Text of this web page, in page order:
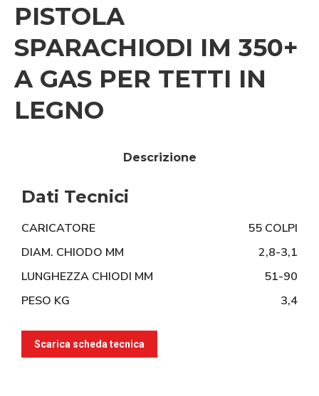
PISTOLA
SPARACHIODI IM 350+
A GAS PER TETTI IN
LEGNO
Descrizione
Dati Tecnici
CARICATORE
55 COLPI
DIAM. CHIODO MM
2,8-3,1
LUNGHEZZA CHIODI MM
51-90
PESO KG
3,4
Scarica scheda tecnica